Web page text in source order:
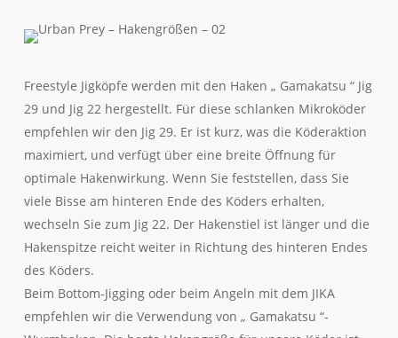
Freestyle Jigköpfe werden mit den Haken „ Gamakatsu “ Jig
29 und Jig 22 hergestellt. Für diese schlanken Mikroköder
empfehlen wir den Jig 29. Er ist kurz, was die Köderaktion
maximiert, und verfügt über eine breite Öffnung für
optimale Hakenwirkung. Wenn Sie feststellen, dass Sie
viele Bisse am hinteren Ende des Köders erhalten,
wechseln Sie zum Jig 22. Der Hakenstiel ist länger und die
Hakenspitze reicht weiter in Richtung des hinteren Endes
des Köders.
Beim Bottom-Jigging oder beim Angeln mit dem JIKA
empfehlen wir die Verwendung von „ Gamakatsu “-